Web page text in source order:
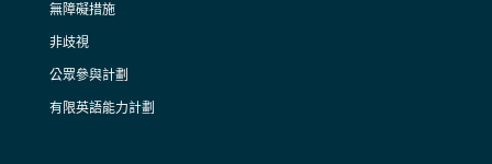
無障礙措施
非歧視
公眾參與計劃
有限英語能力計劃